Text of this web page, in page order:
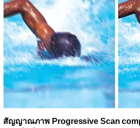
สัญญาณภาพ Progressive Scan